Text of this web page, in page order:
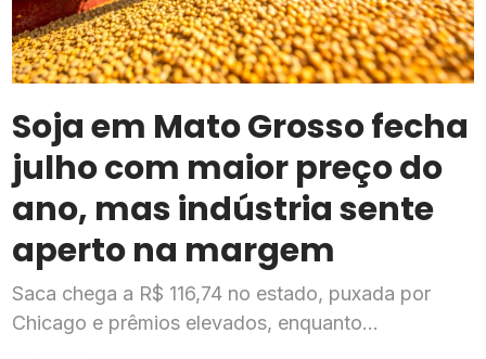
Soja em Mato Grosso fecha
julho com maior preço do
ano, mas indústria sente
aperto na margem
Saca chega a R$ 116,74 no estado, puxada por
Chicago e prêmios elevados, enquanto